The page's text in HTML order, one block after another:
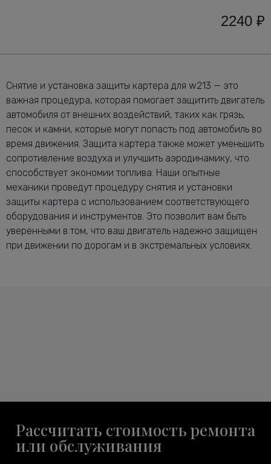
2240 ₽
Снятие и установка защиты картера для w213 — это
важная процедура, которая помогает защитить двигатель
автомобиля от внешних воздействий, таких как грязь,
песок и камни, которые могут попасть под автомобиль во
время движения. Защита картера также может уменьшить
сопротивление воздуха и улучшить аэродинамику, что
способствует экономии топлива. Наши опытные
механики проведут процедуру снятия и установки
защиты картера с использованием соответствующего
оборудования и инструментов. Это позволит вам быть
уверенными в том, что ваш двигатель надежно защищен
при движении по дорогам и в экстремальных условиях.
Рассчитать стоимость ремонта
или обслуживания